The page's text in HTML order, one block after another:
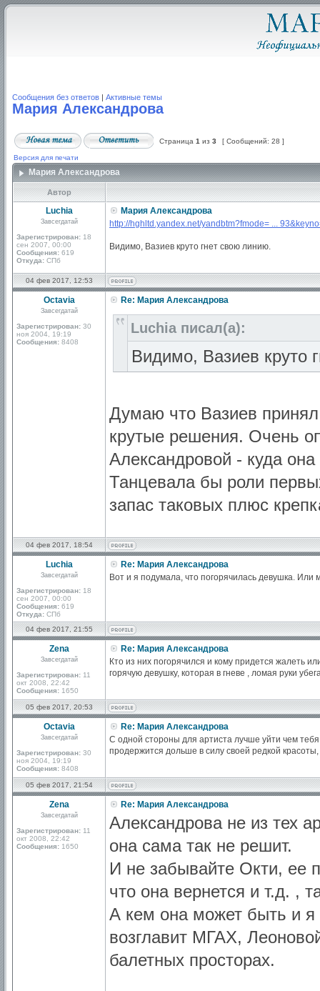
Сообщения без ответов | Активные темы
Мария Александрова
Страница 1 из 3 [ Сообщений: 28 ]
Версия для печати
Мария Александрова
Автор
Luchia
Завсегдатай
Зарегистрирован: 18
сен 2007, 00:00
Сообщения: 619
Откуда: СПб
Мария Александрова
http://hghltd.yandex.net/yandbtm?fmode= ...
Видимо, Вазиев круто гнет свою линию.
04 фев 2017, 12:53
Octavia
Завсегдатай
Зарегистрирован: 30
ноя 2004, 19:19
Сообщения: 8408
Re: Мария Александрова
Luchia писал(а):
Видимо, Вазиев круто
Думаю что Вазиев
крутые решения. Очень
Александровой - куда
Танцевала бы роли
запас таковых плюс
04 фев 2017, 18:54
Luchia
Завсегдатай
Зарегистрирован: 18
сен 2007, 00:00
Сообщения: 619
Откуда: СПб
Re: Мария Александрова
Вот и я подумала, что погорячилась девушка. Или
04 фев 2017, 21:55
Zena
Завсегдатай
Зарегистрирован: 11
окт 2008, 22:42
Сообщения: 1650
Re: Мария Александрова
Кто из них погорячился и кому придется жалеть
горячую девушку, которая в гневе , ломая руки
05 фев 2017, 20:53
Octavia
Завсегдатай
Зарегистрирован: 30
ноя 2004, 19:19
Сообщения: 8408
Re: Мария Александрова
С одной стороны для артиста лучше уйти чем
продержится дольше в силу своей редкой
05 фев 2017, 21:54
Zena
Завсегдатай
Зарегистрирован: 11
окт 2008, 22:42
Сообщения: 1650
Re: Мария Александрова
Александрова не из тех
она сама так не решит.
И не забывайте Окти, ее
что она вернется и т.д. ,
А кем она может быть и я
возглавит МГАХ,
балетных просторах.